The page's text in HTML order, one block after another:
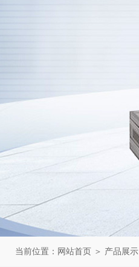
当前位置： 网站首页 ＞ 产品展示